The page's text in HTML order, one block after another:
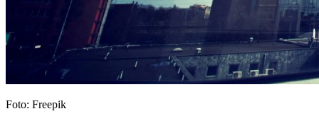
Foto: Freepik